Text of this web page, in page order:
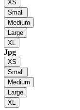
XS
Small
Medium
Large
XL
Jpg
XS
Small
Medium
Large
XL